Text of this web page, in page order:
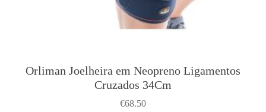
Orliman Joelheira em Neopreno Ligamentos
Cruzados 34Cm
€68.50